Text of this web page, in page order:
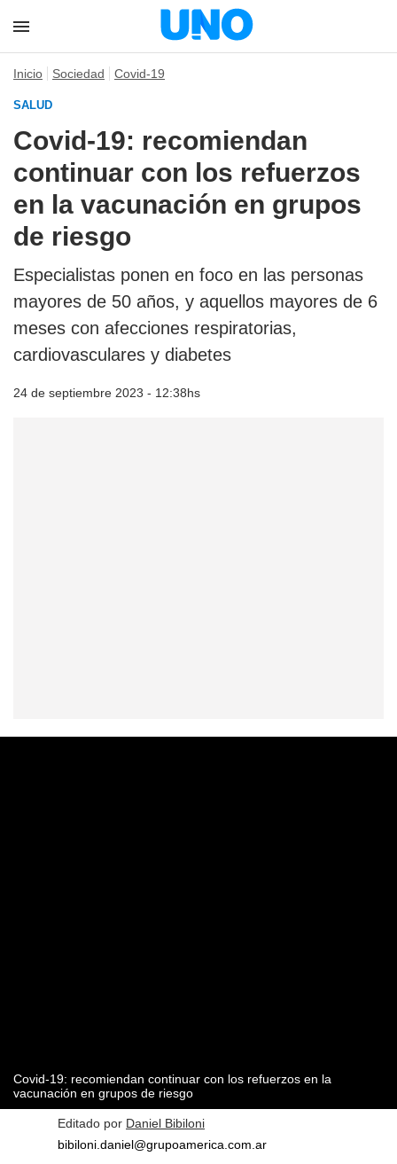
Inicio Sociedad Covid-19
SALUD
Covid-19: recomiendan
continuar con los refuerzos
en la vacunación en grupos
de riesgo
Especialistas ponen en foco en las personas
mayores de 50 años, y aquellos mayores de 6
meses con afecciones respiratorias,
cardiovasculares y diabetes
24 de septiembre 2023 - 12:38hs
Covid-19: recomiendan continuar con los refuerzos en la
vacunación en grupos de riesgo
Editado por Daniel Bibiloni
bibiloni.daniel@grupoamerica.com.ar